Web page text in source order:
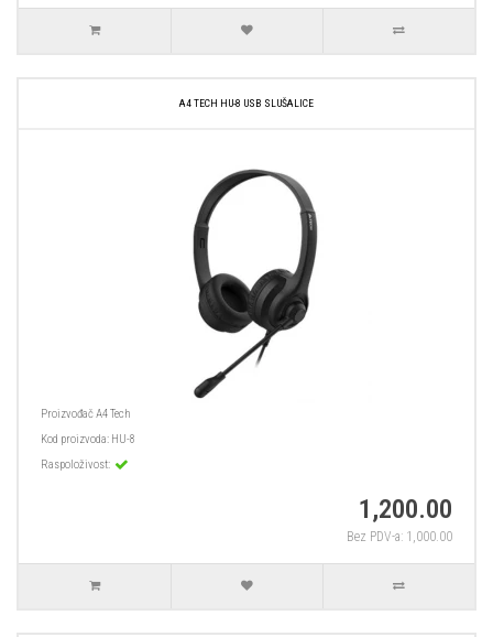
A4 TECH HU-8 USB SLUŠALICE
ProizvođačA4 Tech
Kod proizvoda: HU-8
Raspoloživost:
1,200.00
Bez PDV-a: 1,000.00